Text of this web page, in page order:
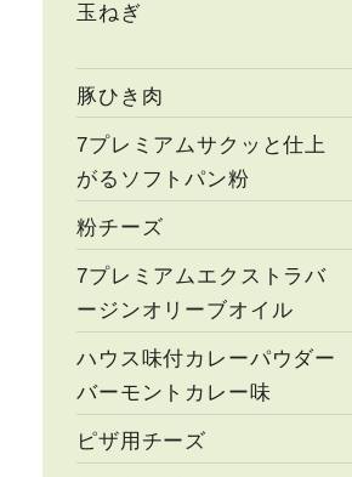
玉ねぎ
豚ひき肉
7プレミアムサクッと仕上
がるソフトパン粉
粉チーズ
7プレミアムエクストラバ
ージンオリーブオイル
ハウス味付カレーパウダー
バーモントカレー味
ピザ用チーズ